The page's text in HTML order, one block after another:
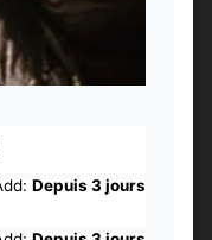
Depuis 3 jours